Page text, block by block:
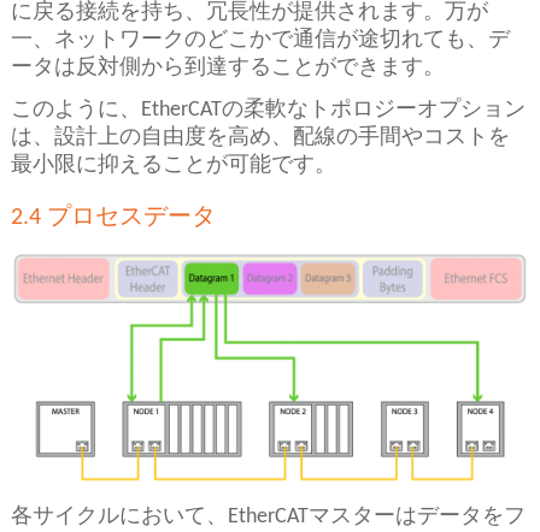
に戻る接続を持ち、冗長性が提供されます。万が
一、ネットワークのどこかで通信が途切れても、デ
ータは反対側から到達することができます。
このように、EtherCATの柔軟なトポロジーオプション
は、設計上の自由度を高め、配線の手間やコストを
最小限に抑えることが可能です。
2.4 プロセスデータ
各サイクルにおいて、EtherCATマスターはデータをフ